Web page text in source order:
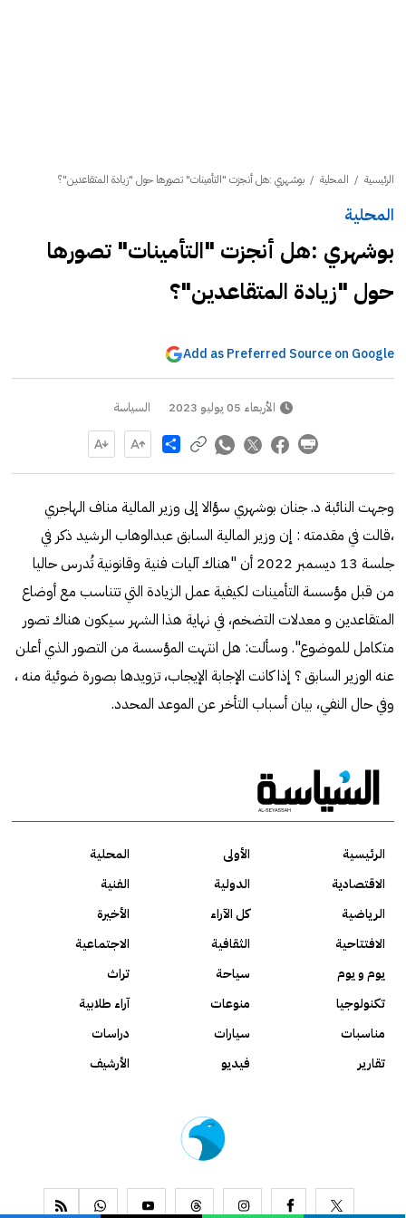
الرئيسية / المحلية / بوشهري :هل أنجزت "التأمينات" تصورها حول "زيادة المتقاعدين"؟
المحلية
بوشهري :هل أنجزت "التأمينات" تصورها
حول "زيادة المتقاعدين"؟
Add as Preferred Source on Google
الأربعاء 05 يوليو 2023 السياسة
Share
وجهت النائبة د. جنان بوشهري سؤالا إلى وزير المالية مناف الهاجري
،قالت في مقدمته : إن وزير المالية السابق عبدالوهاب الرشيد ذكر في
جلسة 13 ديسمبر 2022 أن "هناك آليات فنية وقانونية تُدرس حاليا
من قبل مؤسسة التأمينات لكيفية عمل الزيادة التي تتناسب مع أوضاع
المتقاعدين و معدلات التضخم، في نهاية هذا الشهر سيكون هناك تصور
متكامل للموضوع". وسألت: هل انتهت المؤسسة من التصور الذي أعلن
عنه الوزير السابق ؟ إذا كانت الإجابة الإيجاب، تزويدها بصورة ضوئية منه ،
وفي حال النفي، بيان أسباب التأخر عن الموعد المحدد.
الرئيسية الأولى
المحلية
الاقتصادية
الدولية
الفنية
الرياضية
كل الآراء
الأخيرة
الافتتاحية
الثقافية
الاجتماعية
يوم و يوم
سياحة
تراث
تكنولوجيا
منوعات
آراء طلابية
مناسبات
سيارات
دراسات
تقارير
فيديو الأرشيف